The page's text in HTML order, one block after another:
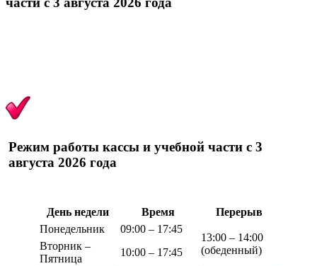
Режим работы кассы и учебной части с 3
августа 2026 года
День недели Время
Перерыв
Понедельник
09:00 – 17:45
13:00 – 14:00
(обеденный)
Вторник –
Пятница
10:00 – 17:45